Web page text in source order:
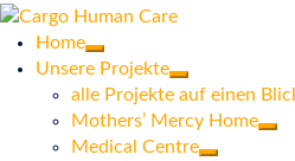
Home
Unsere Projekte
alle Projekte auf einen
Mothers’ Mercy Home
Medical Centre